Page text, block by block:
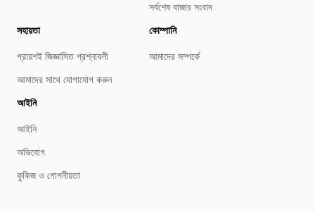
সর্বশেষ বাজার সংবাদ
সহায়তা
প্রায়শই জিজ্ঞাসিত প্রশ্নাবলী
আমাদের সাথে যোগাযোগ করুন
কোম্পানি
আমাদের সম্পর্কে
আইনি
আইনি
অভিযোগ
কুকিজ ও গোপনীয়তা